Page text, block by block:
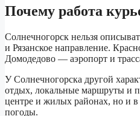
Почему работа
Солнечногорск нельзя
и Рязанское направление.
Домодедово — аэропорт и
У Солнечногорска другой
отдых, локальные маршруты и
центре и жилых районах, но и
погоды.